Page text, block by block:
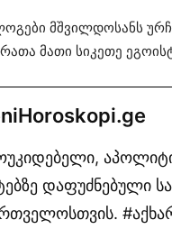
მშვილდოსანს
რათა მათი სიკეთე
დაფუძნებული